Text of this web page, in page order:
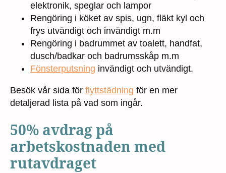
elektronik, speglar och lampor
Rengöring i köket av spis, ugn, fläkt kyl och
frys utvändigt och invändigt m.m
Rengöring i badrummet av toalett, handfat,
dusch/badkar och badrumsskåp m.m
Fönsterputsning invändigt och utvändigt.
Besök vår sida för flyttstädning för en mer
detaljerad lista på vad som ingår.
50% avdrag på
arbetskostnaden med
rutavdraget